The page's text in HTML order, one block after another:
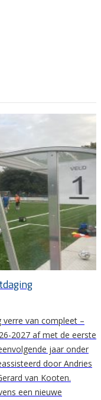
verre van compleet –
2027 af met de eerste
jaar onder
door Andries
van Kooten.
een nieuwe